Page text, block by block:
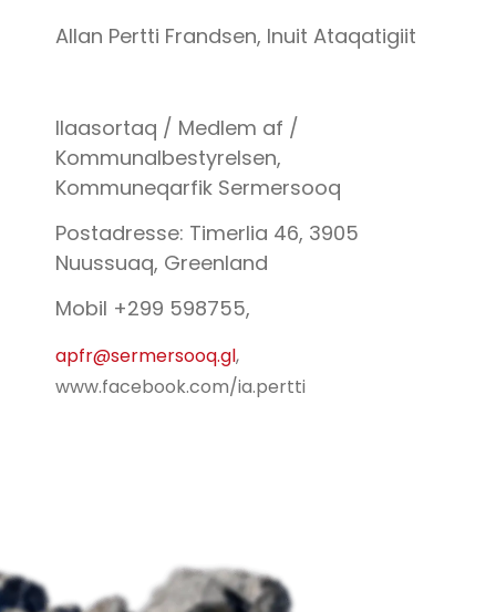
Allan Pertti Frandsen, Inuit Ataqatigiit
Ilaasortaq / Medlem af /
Kommunalbestyrelsen,
Kommuneqarfik Sermersooq
Postadresse: Timerlia 46, 3905
Nuussuaq, Greenland
Mobil +299 598755,
apfr@sermersooq.gl,
www.facebook.com/ia.pertti